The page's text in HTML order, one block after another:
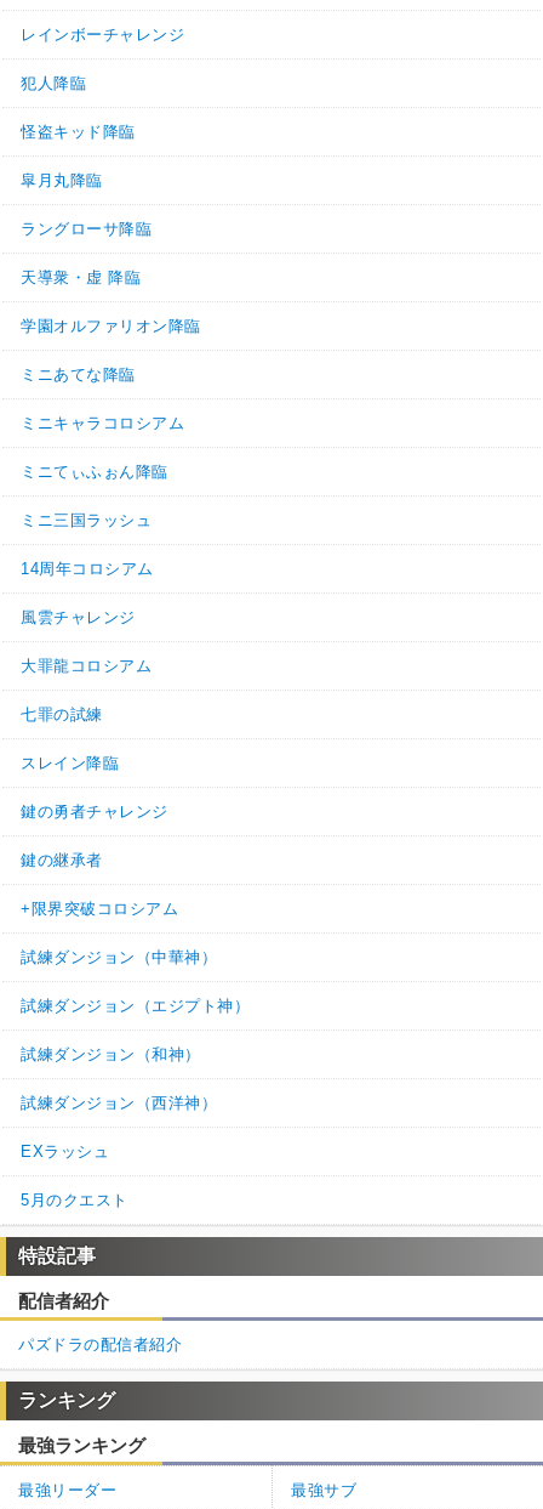
レインボーチャレンジ
犯人降臨
怪盗キッド降臨
皐月丸降臨
ラングローサ降臨
天導衆・虚 降臨
学園オルファリオン降臨
ミニあてな降臨
ミニキャラコロシアム
ミニてぃふぉん降臨
ミニ三国ラッシュ
14周年コロシアム
風雲チャレンジ
大罪龍コロシアム
七罪の試練
スレイン降臨
鍵の勇者チャレンジ
鍵の継承者
+限界突破コロシアム
試練ダンジョン（中華神）
試練ダンジョン（エジプト神）
試練ダンジョン（和神）
試練ダンジョン（西洋神）
EXラッシュ
5月のクエスト
特設記事
配信者紹介
パズドラの配信者紹介
ランキング
最強ランキング
最強リーダー 最強サブ